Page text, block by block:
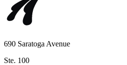
690 Saratoga Avenue
Ste. 100